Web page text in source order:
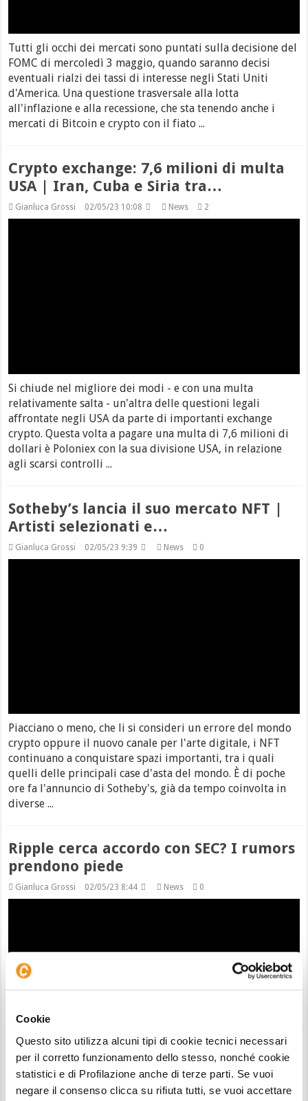
Cookie
Questo sito utilizza alcuni tipi di cookie tecnici necessari
per il corretto funzionamento dello stesso, nonché cookie
statistici e di Profilazione anche di terze parti. Se vuoi
negare il consenso clicca su rifiuta tutti, se vuoi accettare
Tutti gli occhi dei mercati sono puntati sulla decisione del
FOMC di mercoledì 3 maggio, quando saranno decisi
eventuali rialzi dei tassi di interesse negli Stati Uniti
d'America. Una questione trasversale alla lotta
all'inflazione e alla recessione, che sta tenendo anche i
mercati di Bitcoin e crypto con il fiato ...
Crypto exchange: 7,6 milioni di multa
USA | Iran, Cuba e Siria tra…
Gianluca Grossi 02/05/23 10:08 News 2
Si chiude nel migliore dei modi - e con una multa
relativamente salta - un'altra delle questioni legali
affrontate negli USA da parte di importanti exchange
crypto. Questa volta a pagare una multa di 7,6 milioni di
dollari è Poloniex con la sua divisione USA, in relazione
agli scarsi controlli ...
Sotheby’s lancia il suo mercato NFT |
Artisti selezionati e…
Gianluca Grossi 02/05/23 9:39 News 0
Piacciano o meno, che li si consideri un errore del mondo
crypto oppure il nuovo canale per l'arte digitale, i NFT
continuano a conquistare spazi importanti, tra i quali
quelli delle principali case d'asta del mondo. È di poche
ore fa l'annuncio di Sotheby's, già da tempo coinvolta in
diverse ...
Ripple cerca accordo con SEC? I rumors
prendono piede
Gianluca Grossi 02/05/23 8:44 News 0
La macchina dei rumors riparte a pieni giri. Questa volta
non si tratta di Bitcoin, ma della causa legale che sta
tenendo con il fiato sospeso tutti gli appassionati e gli